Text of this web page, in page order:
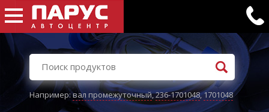
Например:вал промежуточный,236-1701048,1701048